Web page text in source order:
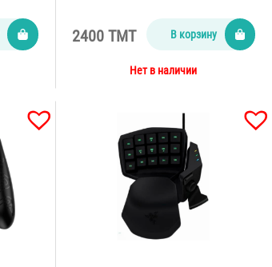
2400 TMT В корзину
Нет в наличии